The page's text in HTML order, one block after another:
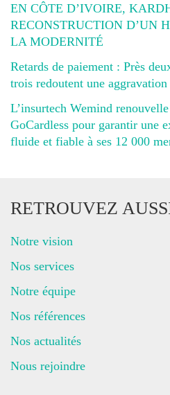
EN CÔTE D’IVOIRE,
RECONSTRUCTION D’UN
LA MODERNITÉ
Retards de paiement : Près
trois redoutent une
L’insurtech Wemind
GoCardless pour garantir une
fluide et fiable à ses 12 000
RETROUVEZ
Notre vision
Nos services
Notre équipe
Nos références
Nos actualités
Nous rejoindre